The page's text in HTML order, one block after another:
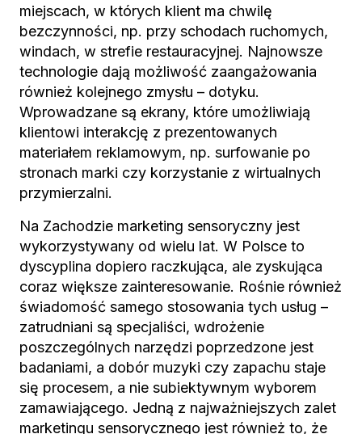
miejscach, w których klient ma chwilę
bezczynności, np. przy schodach ruchomych,
windach, w strefie restauracyjnej. Najnowsze
technologie dają możliwość zaangażowania
również kolejnego zmysłu – dotyku.
Wprowadzane są ekrany, które umożliwiają
klientowi interakcję z prezentowanych
materiałem reklamowym, np. surfowanie po
stronach marki czy korzystanie z wirtualnych
przymierzalni.
Na Zachodzie marketing sensoryczny jest
wykorzystywany od wielu lat. W Polsce to
dyscyplina dopiero raczkująca, ale zyskująca
coraz większe zainteresowanie. Rośnie również
świadomość samego stosowania tych usług –
zatrudniani są specjaliści, wdrożenie
poszczególnych narzędzi poprzedzone jest
badaniami, a dobór muzyki czy zapachu staje
się procesem, a nie subiektywnym wyborem
zamawiającego. Jedną z najważniejszych zalet
marketingu sensorycznego jest również to, że